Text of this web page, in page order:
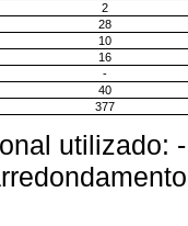
2
28
10
16
-
40
377
utilizado: